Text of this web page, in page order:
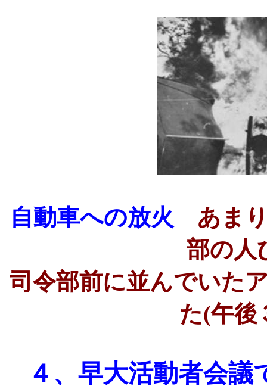
自動車への放火
あま
部の人
司令部前に並んでいた
た(午後
４、 早大活動者会議